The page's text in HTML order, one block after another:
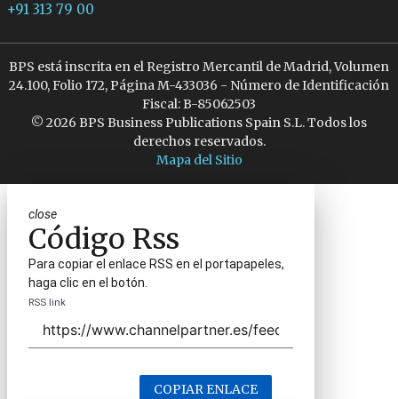
+91 313 79 00
BPS está inscrita en el Registro Mercantil de Madrid, Volumen
24.100, Folio 172, Página M-433036 - Número de Identificación
Fiscal: B-85062503
© 2026 BPS Business Publications Spain S.L. Todos los
derechos reservados.
Mapa del Sitio
close
Código Rss
Para copiar el enlace RSS en el portapapeles,
haga clic en el botón.
RSS link
COPIAR ENLACE